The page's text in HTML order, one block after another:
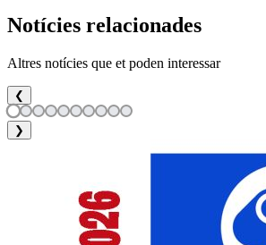
Notícies relacionades
Altres notícies que et poden interessar
❮
❯